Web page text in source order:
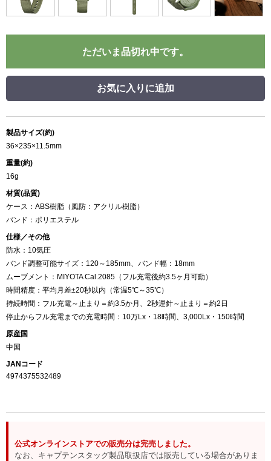
ただいま品切れ中です。
お気に入りに追加
製品サイズ(約)
36×235×11.5mm
重量(約)
16g
材質(品質)
ケース：ABS樹脂（風防：アクリル樹脂）
バンド：ポリエステル
仕様／その他
防水：10気圧
バンド調整可能サイズ：120～185mm、バンド幅：18mm
ムーブメント：MIYOTA Cal.2085（フル充電後約3.5ヶ月可動）
時間精度：平均月差±20秒以内（常温5℃～35℃）
持続時間：フル充電～止まり＝約3.5か月、2秒運針～止まり＝約2日
停止からフル充電までの充電時間：10万Lx・18時間、3,000Lx・150時間
原産国
中国
JANコード
4974375532489
公式オンラインストアでの販売分は完売しました。
なお、キャプテンスタッグ製品取扱店では販売している場合がありま